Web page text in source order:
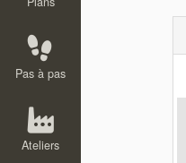
Pas à pas
Ateliers